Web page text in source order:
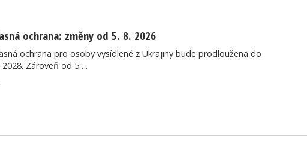
ochrana: změny od 5. 8. 2026
ochrana pro osoby vysídlené z Ukrajiny bude prodloužena do
2028. Zároveň od 5….